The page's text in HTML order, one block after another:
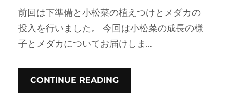
前回は下準備と小松菜の植えつけとメダカの
投入を行いました。 今回は小松菜の成長の様
子とメダカについてお届けしま…
CONTINUE READING